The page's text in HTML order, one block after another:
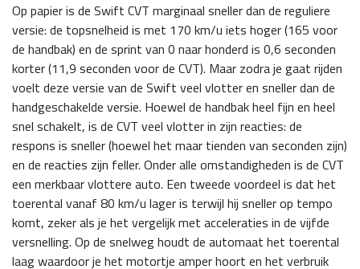
Op papier is de Swift CVT marginaal sneller dan de reguliere
versie: de topsnelheid is met 170 km/u iets hoger (165 voor
de handbak) en de sprint van 0 naar honderd is 0,6 seconden
korter (11,9 seconden voor de CVT). Maar zodra je gaat rijden
voelt deze versie van de Swift veel vlotter en sneller dan de
handgeschakelde versie. Hoewel de handbak heel fijn en heel
snel schakelt, is de CVT veel vlotter in zijn reacties: de
respons is sneller (hoewel het maar tienden van seconden zijn)
en de reacties zijn feller. Onder alle omstandigheden is de CVT
een merkbaar vlottere auto. Een tweede voordeel is dat het
toerental vanaf 80 km/u lager is terwijl hij sneller op tempo
komt, zeker als je het vergelijk met acceleraties in de vijfde
versnelling. Op de snelweg houdt de automaat het toerental
laag waardoor je het motortje amper hoort en het verbruik